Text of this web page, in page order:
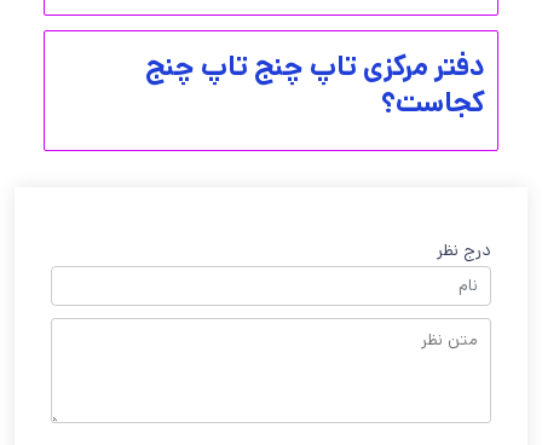
دفتر مرکزی تاپ چنج تاپ چنج
کجاست؟
درج نظر